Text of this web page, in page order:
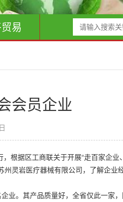
易
会员企业
根据区工商联关于开展“走百家企业
灵岩医疗器械有限公司，了解企业
业。其产品质量好，全省仅此一家